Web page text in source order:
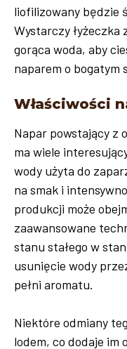
liofilizowany będzie
Wystarczy łyżeczka
gorąca woda, aby
naparem o bogatym
Właściwości
Napar powstający z
ma wiele
wody użyta do
na smak i
produkcji może
zaawansowane
stanu stałego w
usunięcie wody
pełni aromatu.
Niektóre odmiany
lodem, co dodaje im